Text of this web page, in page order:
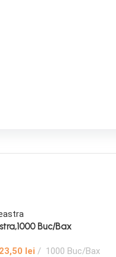
Buc/Bax
lei 1000 Buc/Bax